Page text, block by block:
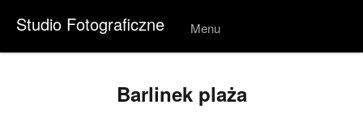
Studio Fotograficzne Menu
Skip to
Barlinek plaża